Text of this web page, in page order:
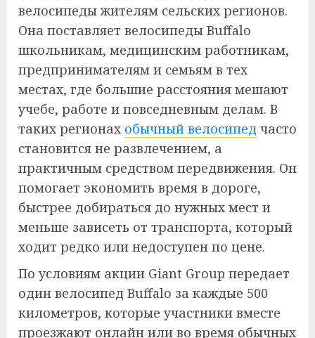
велосипеды жителям сельских регионов.
Она поставляет велосипеды Buffalo
школьникам, медицинским работникам,
предпринимателям и семьям в тех
местах, где большие расстояния мешают
учебе, работе и повседневным делам. В
таких регионах обычный велосипед часто
становится не развлечением, а
практичным средством передвижения. Он
помогает экономить время в дороге,
быстрее добираться до нужных мест и
меньше зависеть от транспорта, который
ходит редко или недоступен по цене.
По условиям акции Giant Group передает
один велосипед Buffalo за каждые 500
километров, которые участники вместе
проезжают онлайн или во время обычных